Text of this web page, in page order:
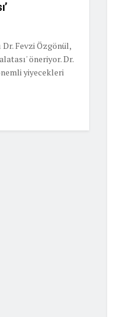
Fevzi Özgönül,
öneriyor. Dr.
yiyecekleri